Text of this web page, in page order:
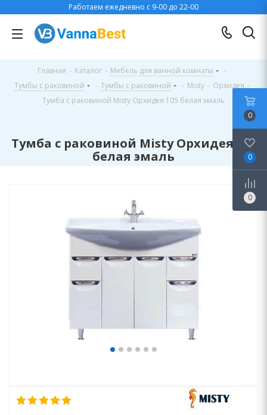
Работаем ежедневно с 9-00 до 22-00
Главная - Каталог - Мебель для ванной комнаты
-
Тумбы с раковиной
- Тумбы с раковиной - Misty - Орхидея -
Тумба с раковиной Misty Орхидея 105 белая эмаль
Тумба с раковиной Misty Орхидея 105
белая эмаль
0
0
0